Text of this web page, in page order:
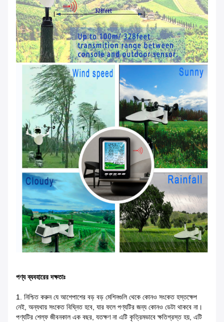
পণ্য ব্যবহারের দক্ষতাঃ
1. নিশ্চিত করুন যে আশেপাশের বড় বড় মেশিনগুলি থেকে কোনও সংকেত হস্তক্ষেপ
নেই, অন্যথায় সংকেত বিঘ্নিত হবে, যার ফলে পণ্যটির জন্য কোনও ডেটা থাকবে না।
পণ্যটির শেল্ফ জীবনকাল এক বছর, যতক্ষণ না এটি কৃত্রিমভাবে ক্ষতিগ্রস্ত হয়, এটি